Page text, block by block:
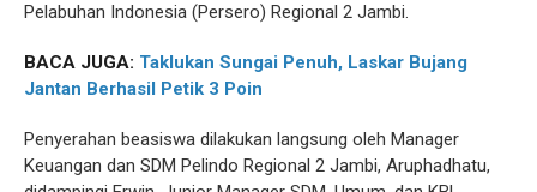
Pelabuhan Indonesia (Persero) Regional 2 Jambi.
BACA JUGA: Taklukan Sungai Penuh, Laskar Bujang
Jantan Berhasil Petik 3 Poin
Penyerahan beasiswa dilakukan langsung oleh Manager
Keuangan dan SDM Pelindo Regional 2 Jambi, Aruphadhatu,